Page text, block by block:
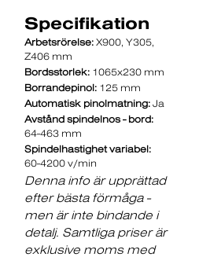
Specifikation
Arbetsrörelse: X900, Y305,
Z406 mm
Bordsstorlek: 1065x230 mm
Borrandepinol: 125 mm
Automatisk pinolmatning: Ja
Avstånd spindelnos - bord:
64-463 mm
Spindelhastighet variabel:
60-4200 v/min
Denna info är upprättad
efter bästa förmåga -
men är inte bindande i
detalj. Samtliga priser är
exklusive moms med